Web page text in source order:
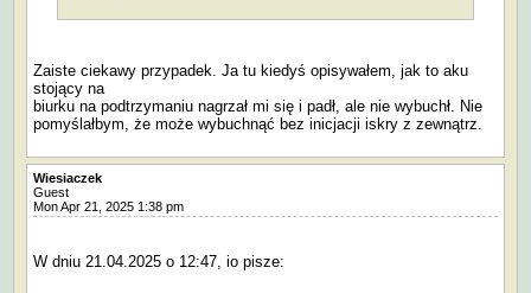
Zaiste ciekawy przypadek. Ja tu kiedyś opisywałem, jak to aku
stojący na
biurku na podtrzymaniu nagrzał mi się i padł, ale nie wybuchł. Nie
pomyślałbym, że może wybuchnąć bez inicjacji iskry z zewnątrz.
Wiesiaczek
Guest
Mon Apr 21, 2025 1:38 pm
W dniu 21.04.2025 o 12:47, io pisze: